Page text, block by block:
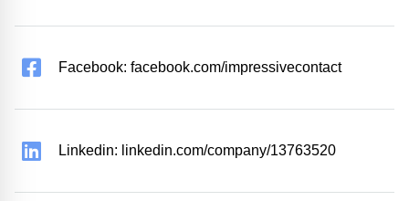
Facebook: facebook.com/impressivecontact
Linkedin: linkedin.com/company/13763520